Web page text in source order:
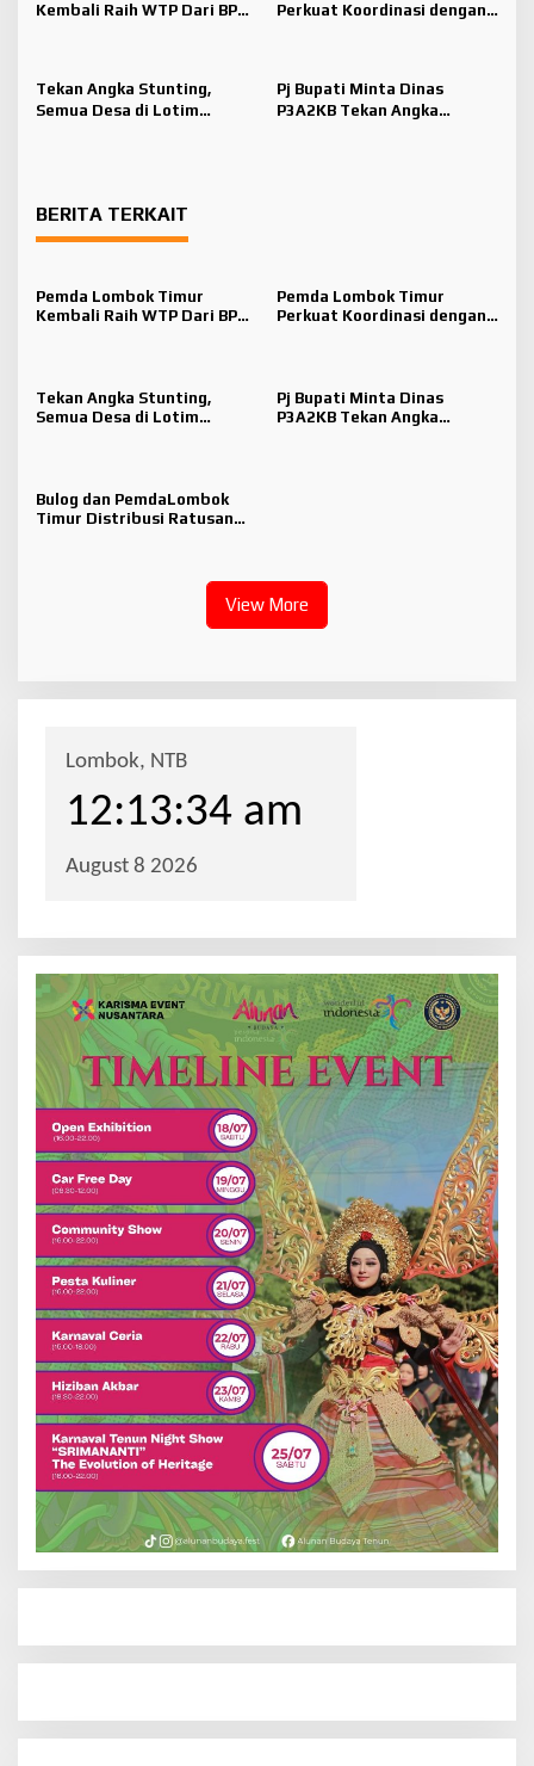
Kembali Raih WTP Dari BPK
Perkuat Koordinasi dengan
Tekan Angka Stunting,
Semua Desa di Lotim
Pj Bupati Minta Dinas
P3A2KB Tekan Angka
BERITA TERKAIT
Pemda Lombok Timur
Kembali Raih WTP Dari BPK
Pemda Lombok Timur
Perkuat Koordinasi dengan
Tekan Angka Stunting,
Semua Desa di Lotim
Pj Bupati Minta Dinas
P3A2KB Tekan Angka
Bulog dan PemdaLombok
Timur Distribusi Ratusan
View More